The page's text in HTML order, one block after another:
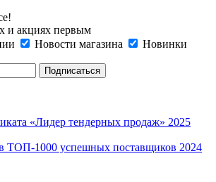
и акциях первым
Новости магазина
Новинки
«Лидер тендерных продаж» 2025
1000 успешных поставщиков 2024